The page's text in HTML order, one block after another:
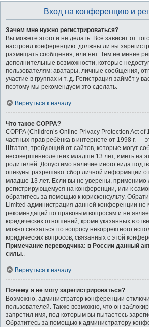
Вход на конференцию и
Зачем мне нужно регистрироваться?
Вы можете этого и не делать. Всё зависит от
настроил конференцию: должны ли вы
размещать сообщения, или нет. Тем не менее
дополнительные возможности, которые
пользователям: аватары, личные сообщения,
участие в группах и т. д. Регистрация займёт у
поэтому мы рекомендуем это сделать.
Вернуться к началу
Что такое COPPA?
COPPA (Children’s Online Privacy Protection Act
частных прав ребёнка в интернете от 1998 г. —
Штатов, требующий от сайтов, которые могут
несовершеннолетних младше 13 лет, иметь на
родителей. Допустимо наличие иного вида
опекуны разрешают сбор личной информации
младше 13 лет. Если вы не уверены, применимо
регистрирующемуся на конференции, или к
обратитесь за помощью к юрисконсульту.
Limited администрация данной конференции не
рекомендаций по правовым вопросам и не
юридических отношений, кроме указанных в
можно связаться по вопросу некорректного
юридических вопросов, связанных с этой
Примечание переводчика: в России данный
силы..
Вернуться к началу
Почему я не могу зарегистрироваться?
Возможно, администратор конференции
пользователей. Также возможно, что он
запретил имя, под которым вы пытаетесь
Обратитесь за помощью к администратору